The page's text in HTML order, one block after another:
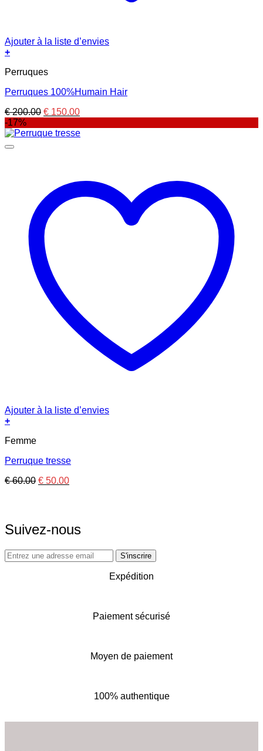
Ajouter à la liste d’envies
+
Perruques
Perruques 100%Humain Hair
€200.00 Le
initial
€ 150.00Le
actuel
-17%
Ajouter à la liste d’envies
+
Femme
Perruque tresse
€60.00 Le
€ 50.00Le
Suivez-nous
Expédition
Paiement sécurisé
Moyen de paiement
100% authentique